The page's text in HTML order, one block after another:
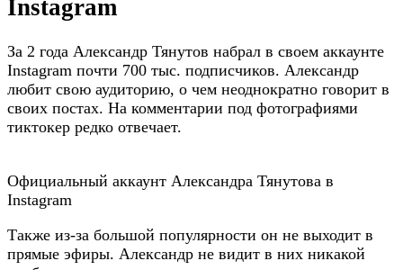
Instagram
За 2 года Александр Тянутов набрал в своем аккаунте
Instagram почти 700 тыс. подписчиков. Александр
любит свою аудиторию, о чем неоднократно говорит в
своих постах. На комментарии под фотографиями
тиктокер редко отвечает.
Официальный аккаунт Александра Тянутова в
Instagram
Также из-за большой популярности он не выходит в
прямые эфиры. Александр не видит в них никакой